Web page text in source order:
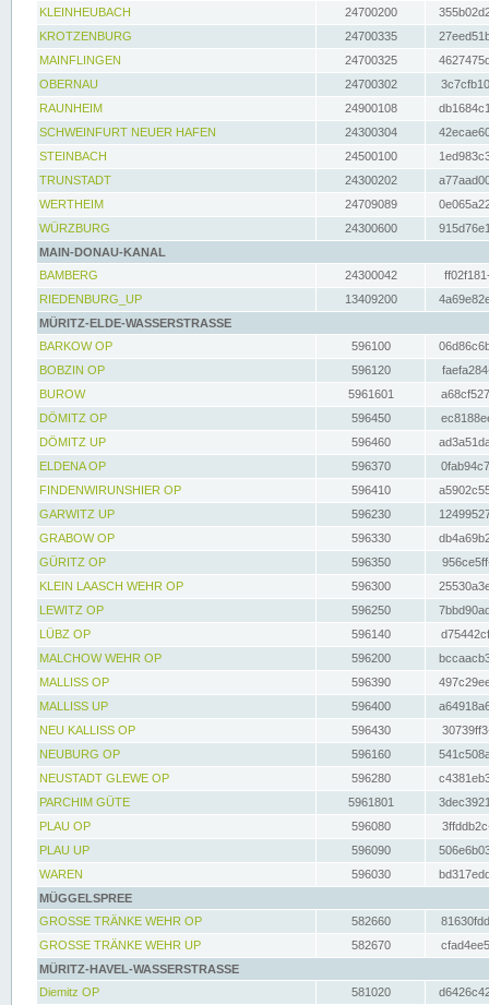
KLEINHEUBACH 24700200
KROTZENBURG
24700335
MAINFLINGEN
24700325
OBERNAU
24700302
RAUNHEIM
24900108
SCHWEINFURT NEUER HAFEN
24300304
STEINBACH
24500100
TRUNSTADT
24300202
WERTHEIM
24709089
WÜRZBURG
24300600
MAIN-DONAU-KANAL
BAMBERG
24300042
RIEDENBURG_UP
13409200
MÜRITZ-ELDE-WASSERSTRASSE
BARKOW OP
596100
BOBZIN OP
596120
BUROW
5961601
DÖMITZ OP
596450
DÖMITZ UP
596460
ELDENA OP
596370
FINDENWIRUNSHIER OP
596410
GARWITZ UP
596230
GRABOW OP
596330
GÜRITZ OP
596350
KLEIN LAASCH WEHR OP
596300
LEWITZ OP
596250
LÜBZ OP
596140
MALCHOW WEHR OP
596200
MALLISS OP
596390
MALLISS UP
596400
NEU KALLISS OP
596430
NEUBURG OP
596160
NEUSTADT GLEWE OP
596280
PARCHIM GÜTE
5961801
PLAU OP
596080
PLAU UP
596090
WAREN
596030
MÜGGELSPREE
GROSSE TRÄNKE WEHR OP
582660
GROSSE TRÄNKE WEHR UP
582670
MÜRITZ-HAVEL-WASSERSTRASSE
Diemitz OP
581020